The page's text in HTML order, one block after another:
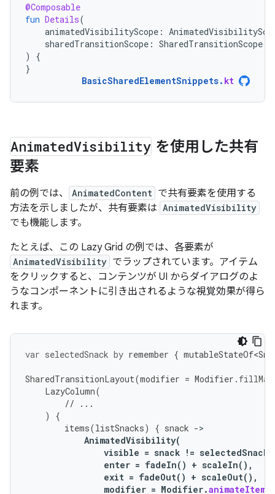
@Composable
fun Details(
animatedVisibilityScope :
sharedTransitionScope : SharedTransitionScope
)
{
}
BasicSharedElementSnippets. kt
AnimatedVisibility を使用した共有
要素
前の例では、 AnimatedContent で共有要素を使用する
方法を示しましたが、共有要素は AnimatedVisibility
でも機能します。
たとえば、この Lazy Grid の例では、各要素が
AnimatedVisibility でラップされています。アイテム
をクリックすると、コンテンツが UI からダイアログのよ
うなコンポーネントに引き出されるような視覚効果が得ら
れます。
var selectedSnack by remember {
SharedTransitionLayout(modifier = Modifier .
LazyColumn(
// ...
)
{
items(listSnacks) { snack -
AnimatedVisibility(
visible = snack != selectedSnack
enter = fadeIn() + scaleIn(),
exit = fadeOut() + scaleOut(),
modifier = Modifier.animateItem